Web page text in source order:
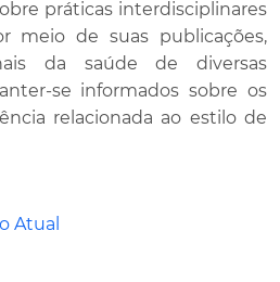
práticas interdisciplinares
meio de suas publicações,
da saúde de diversas
se informados sobre os
relacionada ao estilo de
Atual